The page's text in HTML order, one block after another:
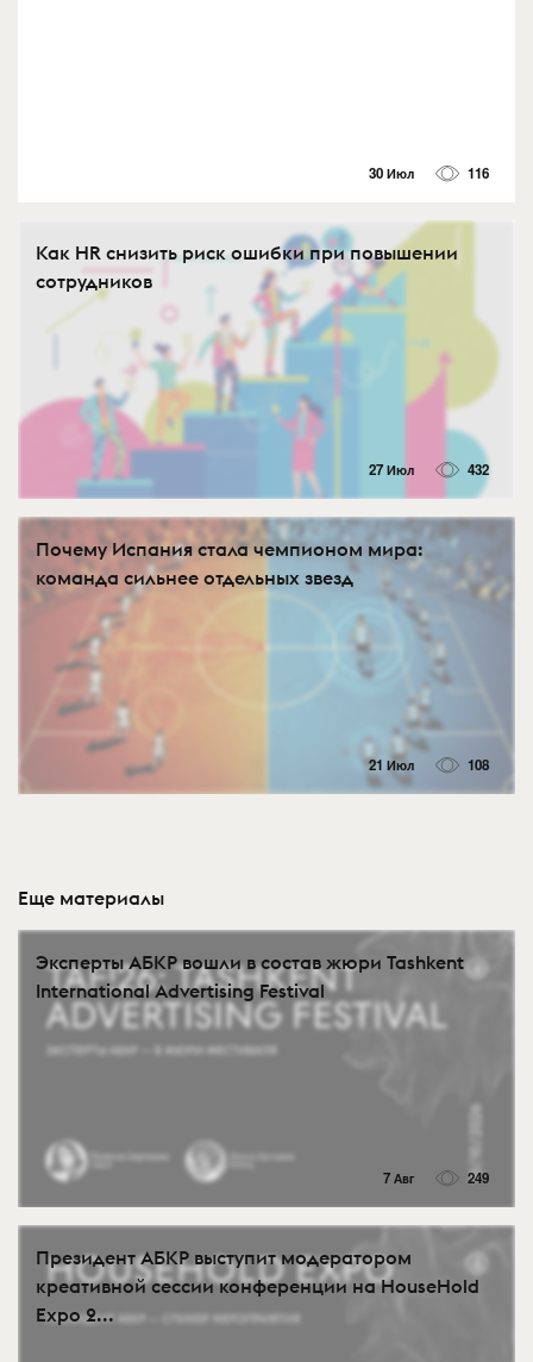
30 Июл 116
Как HR снизить риск ошибки при повышении
сотрудников
27 Июл 432
Почему Испания стала чемпионом мира:
команда сильнее отдельных звезд
21 Июл 108
Еще материалы
Эксперты АБКР вошли в состав жюри Tashkent
International Advertising Festival
7 Авг 249
Президент АБКР выступит модератором
креативной сессии конференции на HouseHold
Expo 2...